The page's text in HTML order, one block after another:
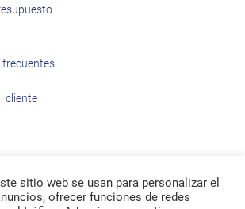
cliente
sitio web se usan para personalizar el
ofrecer funciones de redes